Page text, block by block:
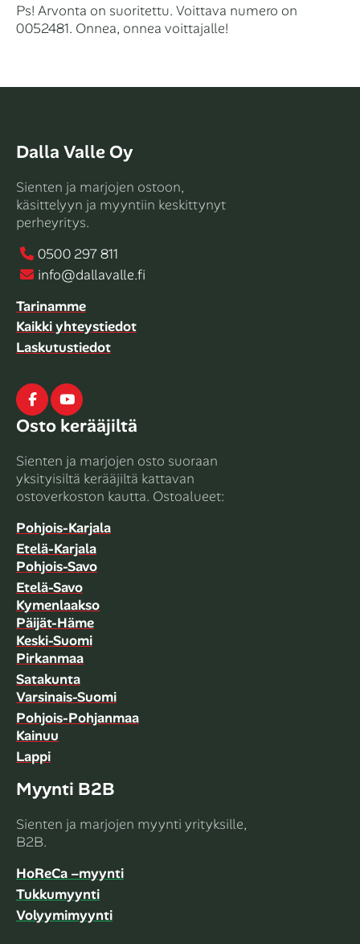
Ps! Arvonta on suoritettu. Voittava numero on
0052481. Onnea, onnea voittajalle!
Dalla Valle Oy
Sienten ja marjojen ostoon,
käsittelyyn ja myyntiin keskittynyt
perheyritys.
0500 297 811
info@dallavalle.fi
Tarinamme
Kaikki yhteystiedot
Laskutustiedot
FacebookYoutube
Osto kerääjiltä
Sienten ja marjojen osto suoraan
yksityisiltä kerääjiltä kattavan
ostoverkoston kautta. Ostoalueet:
Pohjois-Karjala
Etelä-Karjala
Pohjois-Savo
Etelä-Savo
Kymenlaakso
Päijät-Häme
Keski-Suomi
Pirkanmaa
Satakunta
Varsinais-Suomi
Pohjois-Pohjanmaa
Kainuu
Lappi
Myynti B2B
Sienten ja marjojen myynti yrityksille,
B2B.
HoReCa –myynti
Tukkumyynti
Volyymimyynti